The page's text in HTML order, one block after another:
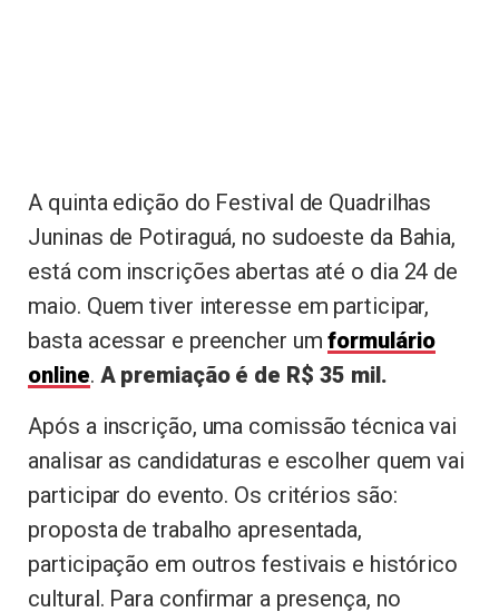
A quinta edição do Festival de Quadrilhas
Juninas de Potiraguá, no sudoeste da Bahia,
está com inscrições abertas até o dia 24 de
maio. Quem tiver interesse em participar,
basta acessar e preencher umformulário
online. A premiação é de R$ 35 mil.
Após a inscrição, uma comissão técnica vai
analisar as candidaturas e escolher quem vai
participar do evento. Os critérios são:
proposta de trabalho apresentada,
participação em outros festivais e histórico
cultural. Para confirmar a presença, no